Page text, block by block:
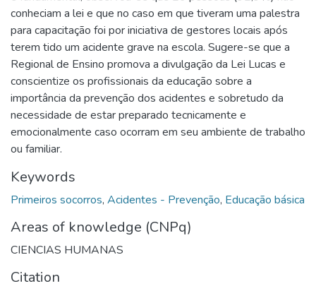
conheciam a lei e que no caso em que tiveram uma palestra
para capacitação foi por iniciativa de gestores locais após
terem tido um acidente grave na escola. Sugere-se que a
Regional de Ensino promova a divulgação da Lei Lucas e
conscientize os profissionais da educação sobre a
importância da prevenção dos acidentes e sobretudo da
necessidade de estar preparado tecnicamente e
emocionalmente caso ocorram em seu ambiente de trabalho
ou familiar.
Keywords
Primeiros socorros, Acidentes - Prevenção, Educação básica
Areas of knowledge (CNPq)
CIENCIAS HUMANAS
Citation